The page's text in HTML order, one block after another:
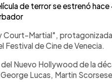
de terror se estrenó
Court-Martial",
Festival de Cine de Venecia.
Nuevo Hollywood de la
Lucas, Martin